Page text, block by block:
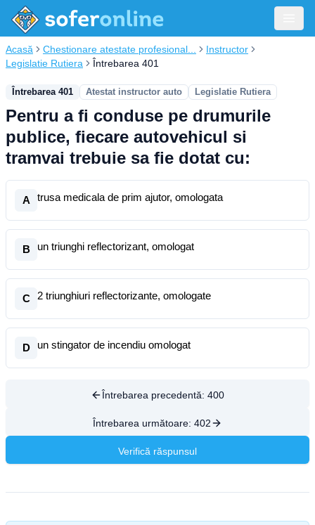
Acasă Chestionare atestate profesional...
Instructor
Legislatie Rutiera
Întrebarea 401
Întrebarea 401 Atestat instructor auto Legislatie Rutiera
Pentru a fi conduse pe drumurile
publice, fiecare autovehicul si
tramvai trebuie sa fie dotat cu:
A trusa medicala de prim ajutor, omologata
B un triunghi reflectorizant, omologat
C 2 triunghiuri reflectorizante, omologate
D un stingator de incendiu omologat
Întrebarea precedentă: 400
Întrebarea următoare: 402
Verifică răspunsul